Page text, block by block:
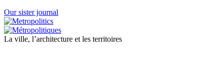
Our sister journal
La ville, l’architecture et les territoires